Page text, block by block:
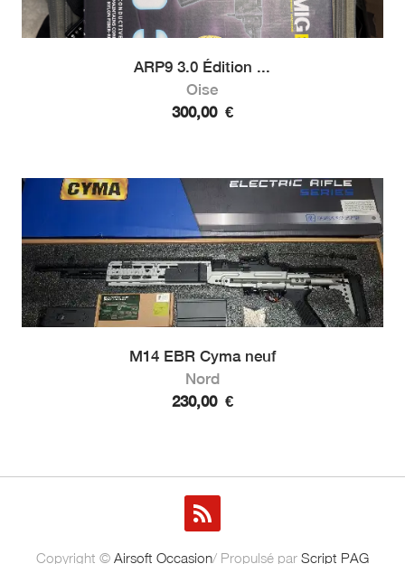
ARP9 3.0 Édition ...
Oise
300,00 €
M14 EBR Cyma neuf
Nord
230,00 €
Copyright © Airsoft Occasion/ Propulsé par Script PAG